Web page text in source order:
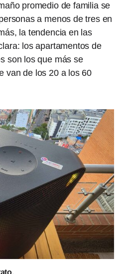
promedio de familia se
a menos de tres en
la tendencia en las
los apartamentos de
son los que más se
van de los 20 a los 60